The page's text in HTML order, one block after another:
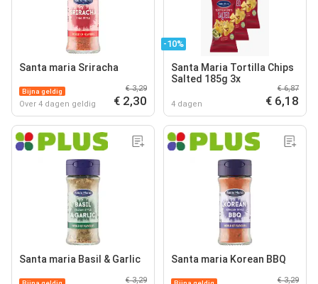
Santa maria Sriracha
Bijna geldig
Over 4 dagen geldig
€ 3,29
€ 2,30
-10%
Santa Maria Tortilla Chips
Salted 185g 3x
4 dagen
€ 6,87
€ 6,18
Santa maria Basil & Garlic
€ 3,29
Santa maria Korean BBQ
€ 3,29